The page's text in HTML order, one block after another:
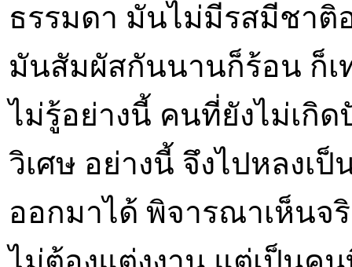
ธรรมดา มันไม่มีรสมีชาติ
มันสัมผัสกันนานก็ร้อน ก็
ไม่รู้อย่างนี้ คนที่ยังไม่เ
วิเศษ อย่างนี้ จึงไปหลงเ
ออกมาได้ พิจารณาเห็นจ